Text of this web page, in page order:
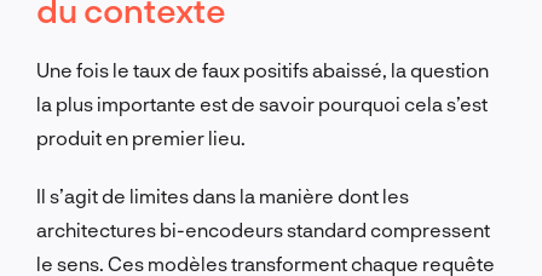
du contexte
Une fois le taux de faux positifs abaissé, la question
la plus importante est de savoir pourquoi cela s’est
produit en premier lieu.
Il s’agit de limites dans la manière dont les
architectures bi-encodeurs standard compressent
le sens. Ces modèles transforment chaque requête